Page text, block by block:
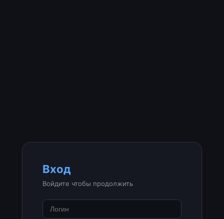
Вход
Войдите чтобы продолжить